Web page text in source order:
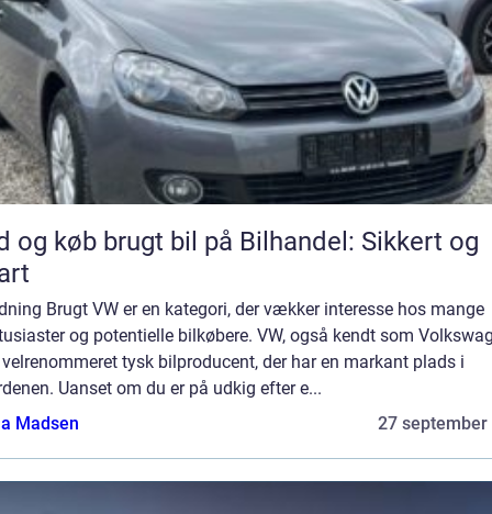
og køb brugt bil på Bilhandel: Sikkert og
Brugt VW er en kategori, der vækker interesse hos mange
og potentielle bilkøbere. VW, også kendt som
velrenommeret tysk bilproducent, der har en markant plads i
Uanset om du er på udkig efter e...
Madsen
27 september